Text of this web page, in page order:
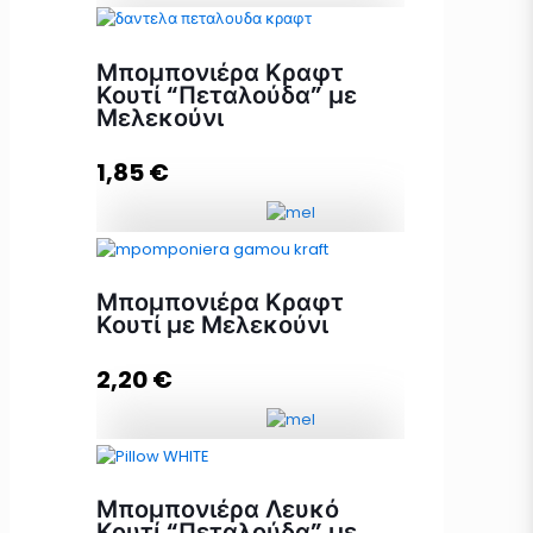
Μπομπονιέρα Κουτί Πουγκί Λευκό
με Μελεκούνι ποσότητα
Προσθήκη στο καλάθι
Μπομπονιέρα Κραφτ
Κουτί “Πεταλούδα” με
Μελεκούνι
1,85€
"Πεταλούδα" με Μελεκούνι
ποσότητα
Προσθήκη στο καλάθι
Μπομπονιέρα Κραφτ
Κουτί με Μελεκούνι
2,20€
Μελεκούνι ποσότητα
Μπομπονιέρα Λευκό